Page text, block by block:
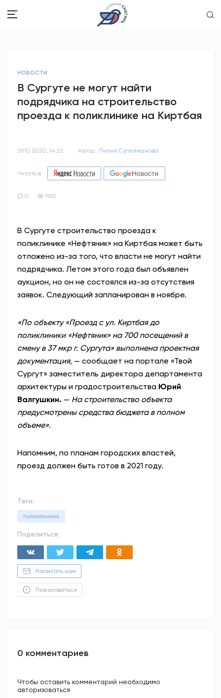
ОБРАЗОВАНИЕ
КУЛЬТУРА
СПОРТ
АНТИТЕРРОР
НОВОСТИ
ОФИЦИАЛЬНО
80,93 93,19
Вход / Регистрация
НОВОСТИ
В Сургуте не могут найти
подрядчика на строительство
проезда к поликлинике на Киртбая
29.10.2020, 14:22 Автор: Лилия Сулейманова
Читать в
0 1955
В Сургуте строительство проезда к
поликлинике «Нефтяник» на Киртбая может быть
отложено из-за того, что власти не могут найти
подрядчика. Летом этого года был объявлен
аукцион, но он не состоялся из-за отсутствия
заявок. Следующий запланирован в ноябре.
«По объекту «Проезд с ул. Киртбая до
поликлиники «Нефтяник» на 700 посещений в
смену в 37 мкр г. Сургута» выполнена проектная
документация, — сообщает на портале «Твой
Сургут» заместитель директора департамента
архитектуры и градостроительства Юрий
Валгушкин. — На строительство объекта
предусмотрены средства бюджета в полном
объеме».
Напомним, по планам городских властей,
проезд должен быть готов в 2021 году.
Теги:
поликлиника
Поделиться:
Написать нам
Пожаловаться
0 комментариев
Чтобы оставить комментарий необходимо
авторизоваться